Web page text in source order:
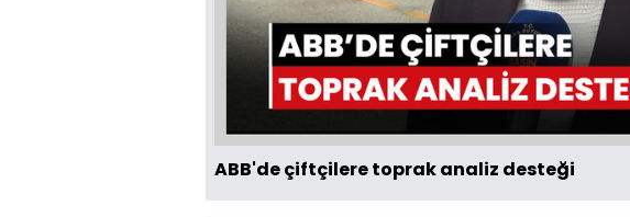
Oynat
ABB'de çiftçilere toprak analiz desteği